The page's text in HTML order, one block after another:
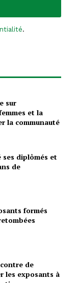
.
sur
et la
la communauté
ses diplômés et
de
formés
de
les exposants à